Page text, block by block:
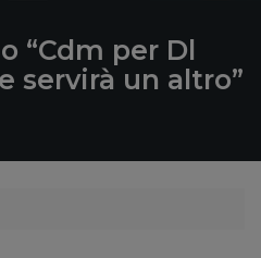
“Cdm per Dl
servirà un altro”